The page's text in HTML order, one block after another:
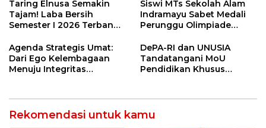
Taring Elnusa Semakin
Tajam! Laba Bersih
Semester I 2026 Terbang
Jitu
Siswi MTs Sekolah Alam
Indramayu Sabet Medali
Perunggu Olimpiade
Nasional 2026
Agenda Strategis Umat:
Dari Ego Kelembagaan
Menuju Integritas
DePA-RI dan UNUSIA
Tandatangani MoU
Pendidikan Khusus
Rekomendasi untuk kamu